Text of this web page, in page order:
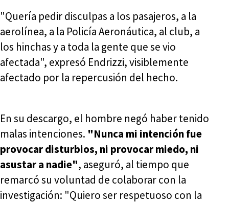
"Quería pedir disculpas a los pasajeros, a la
aerolínea, a la Policía Aeronáutica, al club, a
los hinchas y a toda la gente que se vio
afectada", expresó Endrizzi, visiblemente
afectado por la repercusión del hecho.
En su descargo, el hombre negó haber tenido
malas intenciones. "Nunca mi intención fue
provocar disturbios, ni provocar miedo, ni
asustar a nadie", aseguró, al tiempo que
remarcó su voluntad de colaborar con la
investigación: "Quiero ser respetuoso con la